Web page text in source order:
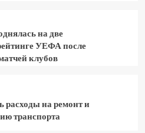
на две
УЕФА после
клубов
расходы на ремонт и
транспорта